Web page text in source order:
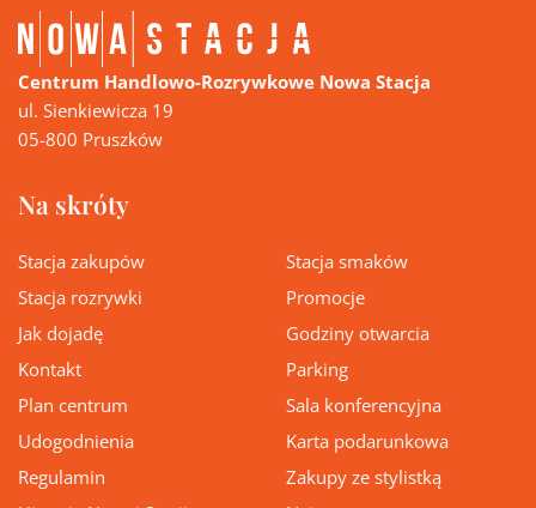
Centrum Handlowo-Rozrywkowe Nowa Stacja
ul. Sienkiewicza 19
05-800 Pruszków
Na skróty
Stacja zakupów
Stacja smaków
Stacja rozrywki
Promocje
Jak dojadę
Godziny otwarcia
Kontakt
Parking
Plan centrum
Sala konferencyjna
Udogodnienia
Karta podarunkowa
Regulamin
Zakupy ze stylistką